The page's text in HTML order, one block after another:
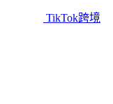
TikTok跨境